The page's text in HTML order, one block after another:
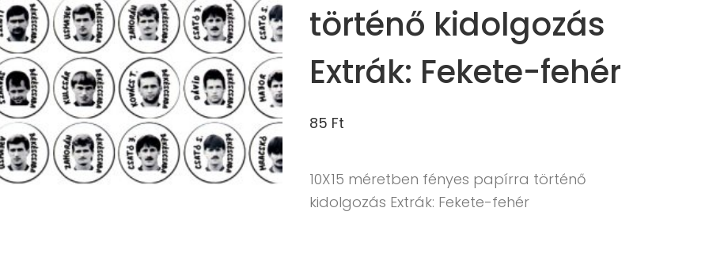
történő kidolgozás
Extrák: Fekete-fehér
85 Ft
10X15 méretben fényes papírra történő
kidolgozás Extrák: Fekete-fehér